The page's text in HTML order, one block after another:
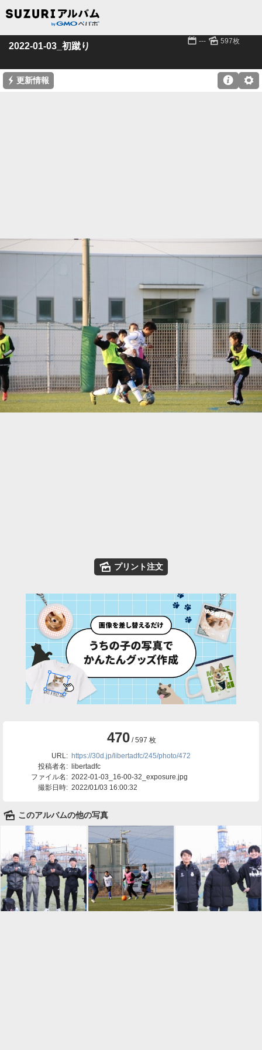
2022-01-03_初蹴り 📅 --- 🌄 597枚
⚡ 更新情報 ⚙

🌄 プリント注文
470/ 597 枚
URL: https://30d.jp/libertadfc/245/photo/472
投稿者名: libertadfc
ファイル名: 2022-01-03_16-00-32_exposure.jpg
撮影日時: 2022/01/03 16:00:32
🌄 このアルバムの他の写真